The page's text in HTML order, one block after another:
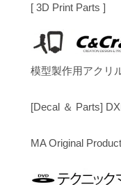
[ 3D Print Parts ]
模型製作用アクリ
[Decal ＆ Parts]
MA Original Product